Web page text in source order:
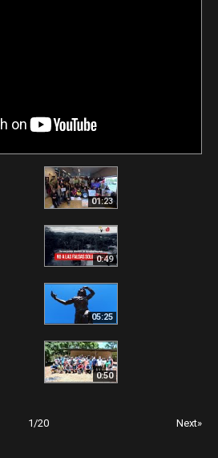
01:23
0:49
05:25
0:50
1 /20 Next»